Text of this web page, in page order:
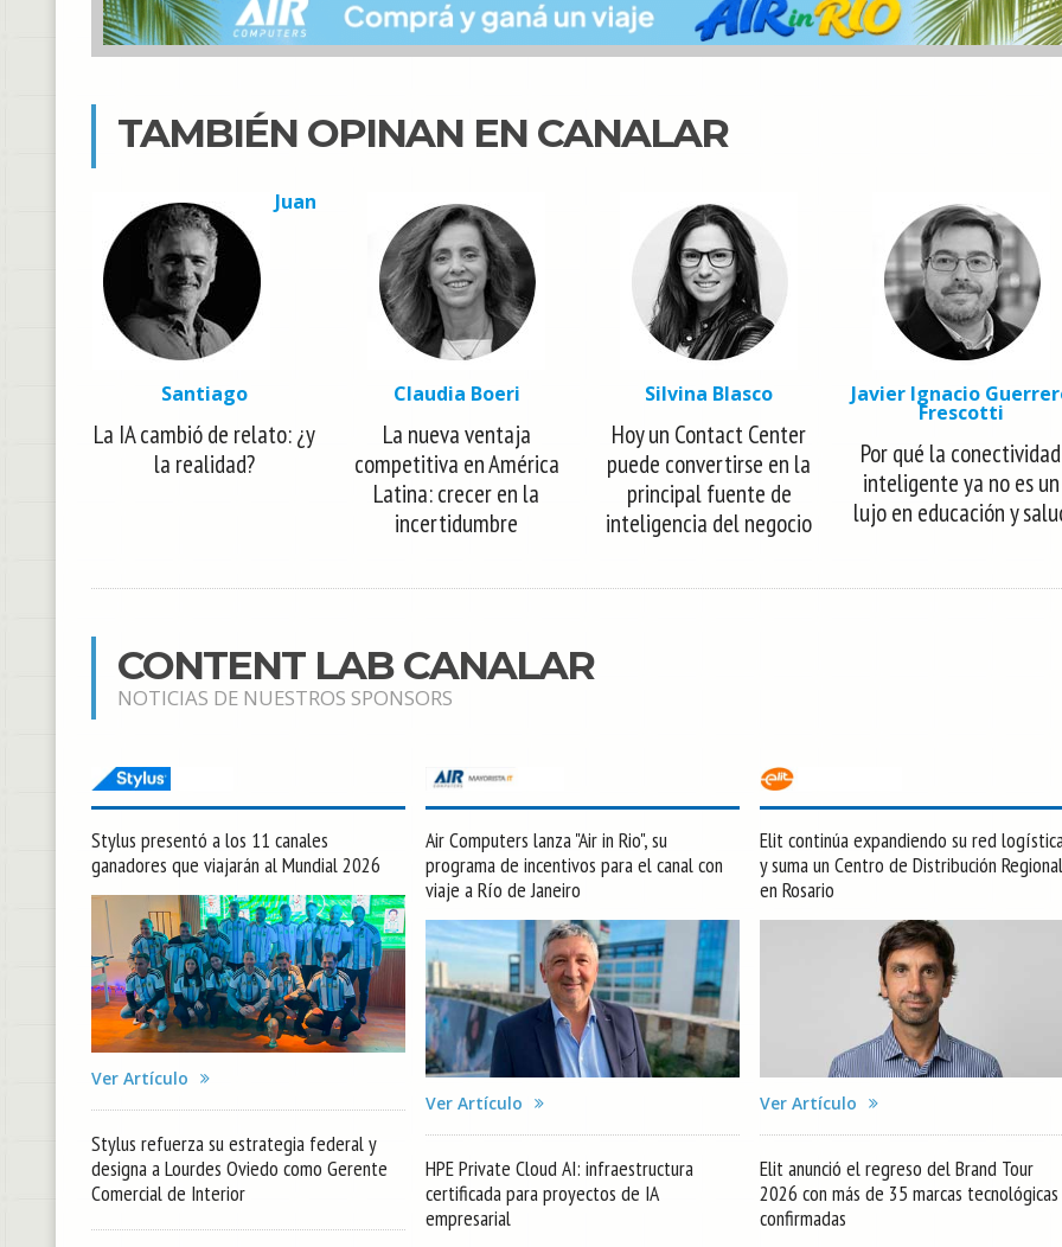
TAMBIÉN OPINAN EN CANALAR
Juan
Santiago
La IA cambió de relato: ¿y
la realidad?
Claudia Boeri
La nueva ventaja
competitiva en América
Latina: crecer en la
incertidumbre
Silvina Blasco
Hoy un Contact Center
puede convertirse en la
principal fuente de
inteligencia del negocio
Javier Ignacio
Frescotti
Por qué la conectividad
inteligente ya no es un
lujo en educación y
CONTENT LAB CANALAR
NOTICIAS DE NUESTROS SPONSORS
Stylus presentó a los 11 canales
ganadores que viajarán al Mundial 2026
Ver Artículo
Stylus refuerza su estrategia federal y
designa a Lourdes Oviedo como Gerente
Comercial de Interior
Air Computers lanza "Air in Rio", su
programa de incentivos para el canal con
viaje a Río de Janeiro
Ver Artículo
HPE Private Cloud AI: infraestructura
certificada para proyectos de IA
empresarial
Elit continúa expandiendo su red
y suma un Centro de Distribución Regional
en Rosario
Ver Artículo
Elit anunció el regreso del Brand Tour
2026 con más de 35 marcas tecnológicas
confirmadas